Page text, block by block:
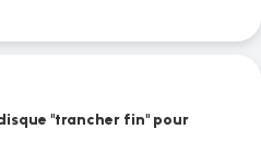
"trancher fin" pour